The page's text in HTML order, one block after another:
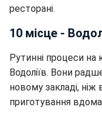
ресторані.
10 місце -
Рутинні процеси
Водоліїв. Вони
новому закладі,
приготування